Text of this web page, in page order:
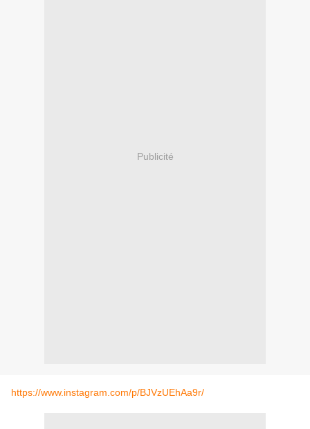
Publicité
https://www.instagram.com/p/BJVzUEhAa9r/